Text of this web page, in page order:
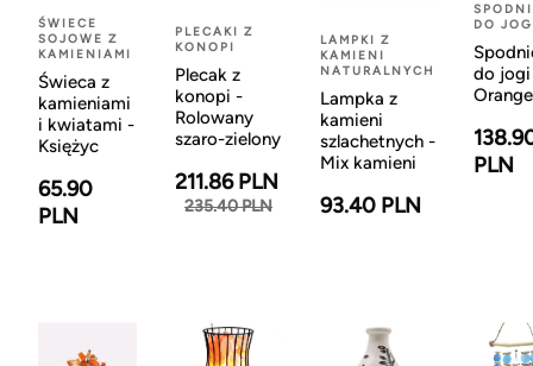
ŚWIECE
SOJOWE Z
KAMIENIAMI
Świeca z
kamieniami
i kwiatami -
Księżyc
65.90
PLN
PLECAKI Z
KONOPI
Plecak z
konopi -
Rolowany
szaro-zielony
211.86 PLN
235.40 PLN
LAMPKI Z
KAMIENI
NATURALNYCH
Lampka z
kamieni
szlachetnych -
Mix kamieni
93.40 PLN
DO
do
Orange
PLN